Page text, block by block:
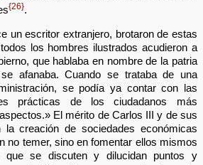
{26}.
un escritor extranjero, brotaron de estas
los hombres ilustrados acudieron a
que hablaba en nombre de la patria
afanaba. Cuando se trataba de una
se podía ya contar con las
prácticas de los ciudadanos más
El mérito de Carlos III y de sus
la creación de sociedades económicas
no temer, sino en fomentar ellos mismos
que se discuten y dilucidan puntos y